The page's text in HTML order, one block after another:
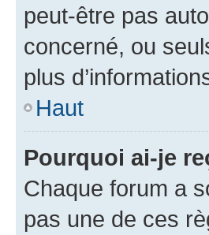
peut-être pas
concerné, ou
plus
Haut
Pourquoi ai-je
Chaque forum a
pas une de ces